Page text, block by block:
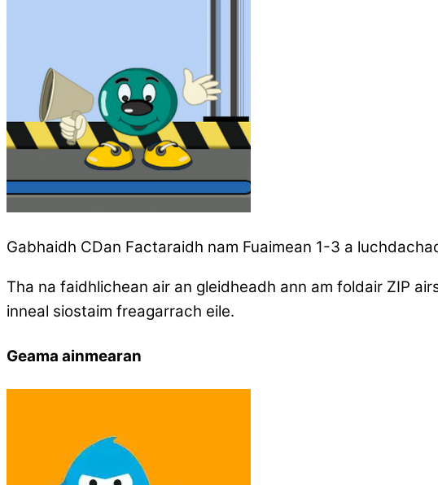
Gabhaidh CDan Factaraidh nam Fuaimean 1-3 a
Tha na faidhlichean air an gleidheadh ann am foldair ZIP
inneal siostaim freagarrach eile.
Geama ainmearan